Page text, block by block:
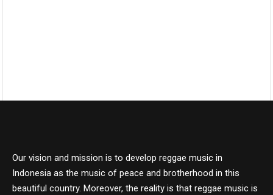
Our vision and mission is to develop reggae music in
Indonesia as the music of peace and brotherhood in this
beautiful country. Moreover, the reality is that reggae music is